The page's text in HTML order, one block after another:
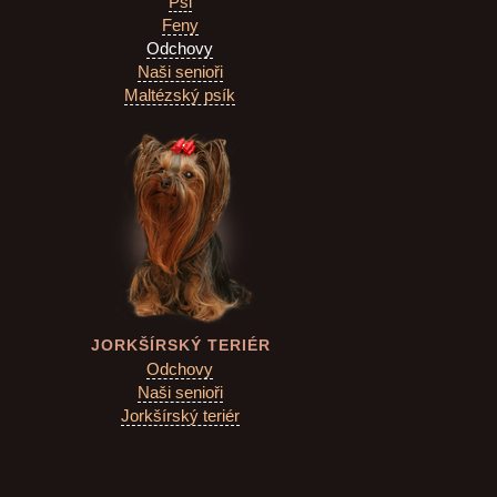
Feny
Odchovy
Naši senioři
Maltézský psík
JORKŠÍRSKÝ TERIÉR
Odchovy
Naši senioři
Jorkšírský teriér